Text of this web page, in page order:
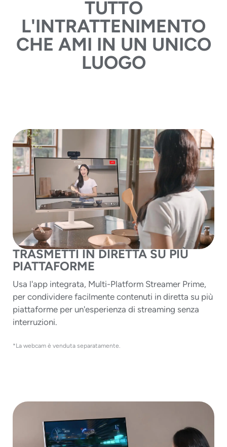
TUTTO
L'INTRATTENIMENTO
CHE AMI IN UN UNICO
LUOGO
TRASMETTI IN DIRETTA SU PIÙ
PIATTAFORME
Usa l'app integrata, Multi-Platform Streamer Prime,
per condividere facilmente contenuti in diretta su più
piattaforme per un'esperienza di streaming senza
interruzioni.
*La webcam è venduta separatamente.